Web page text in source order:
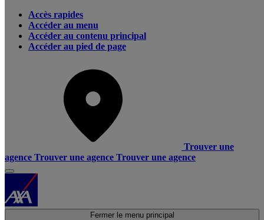
Accès rapides
Accéder au menu
Accéder au contenu principal
Accéder au pied de page
Trouver une
agence Trouver une agence Trouver une agence
Fermer le menu principal